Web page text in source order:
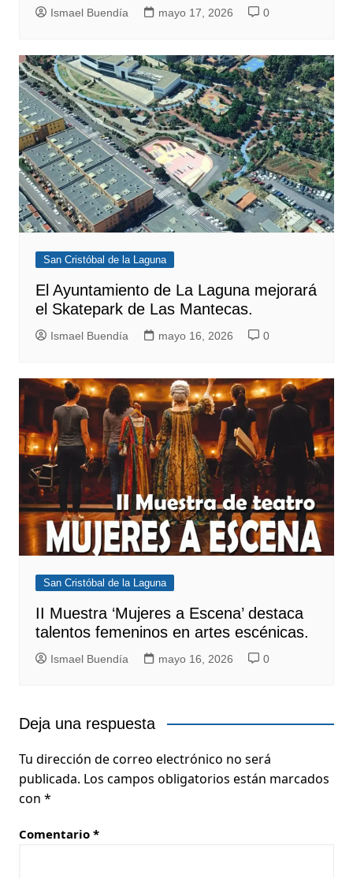
Ismael Buendía mayo 17, 2026 0
San Cristóbal de la Laguna
El Ayuntamiento de La Laguna mejorará
el Skatepark de Las Mantecas.
Ismael Buendía mayo 16, 2026 0
San Cristóbal de la Laguna
II Muestra ‘Mujeres a Escena’ destaca
talentos femeninos en artes escénicas.
Ismael Buendía mayo 16, 2026 0
Deja una respuesta
Tu dirección de correo electrónico no será
publicada. Los campos obligatorios están marcados
con *
Comentario *